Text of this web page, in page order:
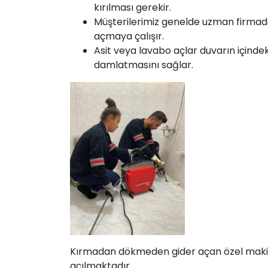
kırılması gerekir.
Müşterilerimiz genelde uzman
açmaya çalışır.
Asit veya lavabo açlar duvarın
damlatmasını sağlar.
Kırmadan dökmeden gider açan özel